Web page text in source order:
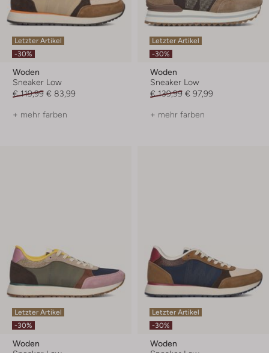
Letzter Artikel
-30%
Woden
Sneaker Low
€ 119,99 € 83,99
+ mehr farben
Letzter Artikel
-30%
Woden
Sneaker Low
€ 139,99 € 97,99
+ mehr farben
Letzter Artikel
-30%
Woden
Letzter Artikel
-30%
Woden